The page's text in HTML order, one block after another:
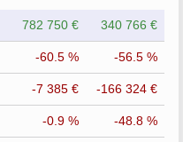
782 750 € 340 766 €
-60.5 % -56.5 %
-7 385 € -166 324 €
-0.9 % -48.8 %